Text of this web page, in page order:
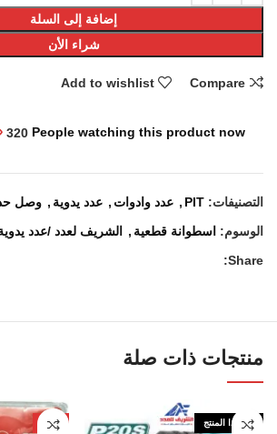
إضافة إلى السلة
شراء الأن
Compare
Add to wishlist
320 People watching this product now!
التصنيفات: PIT
, عدد وادوات , عدد يدوية , وصل
الوسوم: اسطوانة قطعية ,
الشريف لعدد /عدد
Share:
منتجات ذات صلة
نفذ هذا المنتج -4%